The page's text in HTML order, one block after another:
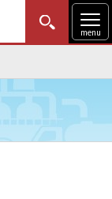
menu